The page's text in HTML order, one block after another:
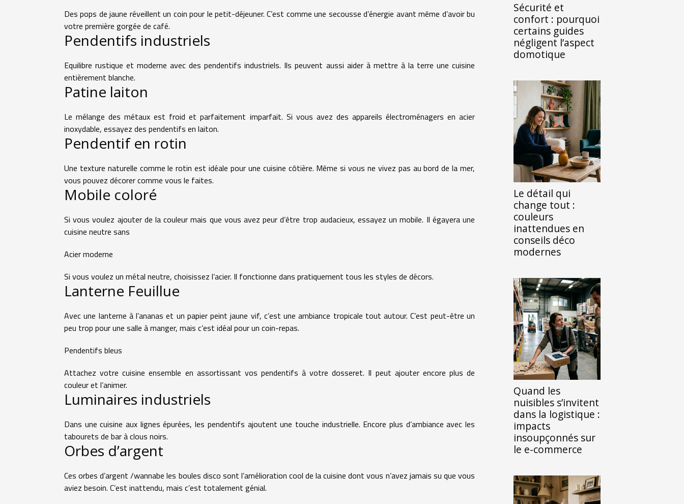
Des pops de jaune réveillent un coin pour le petit-déjeuner. C’est comme une secousse d’énergie avant même d’avoir bu
votre première gorgée de café.
Pendentifs industriels
Equilibre rustique et moderne avec des pendentifs industriels. Ils peuvent aussi aider à mettre à la terre une cuisine
entièrement blanche.
Patine laiton
Le mélange des métaux est froid et parfaitement imparfait. Si vous avez des appareils électroménagers en acier
inoxydable, essayez des pendentifs en laiton.
Pendentif en rotin
Une texture naturelle comme le rotin est idéale pour une cuisine côtière. Même si vous ne vivez pas au bord de la mer,
vous pouvez décorer comme vous le faites.
Mobile coloré
Si vous voulez ajouter de la couleur mais que vous avez peur d’être trop audacieux, essayez un mobile. Il égayera une
cuisine neutre sans
Acier moderne
Si vous voulez un métal neutre, choisissez l’acier. Il fonctionne dans pratiquement tous les styles de décors.
Lanterne Feuillue
Avec une lanterne à l’ananas et un papier peint jaune vif, c’est une ambiance tropicale tout autour. C’est peut-être un
peu trop pour une salle à manger, mais c’est idéal pour un coin-repas.
Pendentifs bleus
Attachez votre cuisine ensemble en assortissant vos pendentifs à votre dosseret. Il peut ajouter encore plus de
couleur et l’animer.
Luminaires industriels
Dans une cuisine aux lignes épurées, les pendentifs ajoutent une touche industrielle. Encore plus d’ambiance avec les
tabourets de bar à clous noirs.
Orbes d’argent
Ces orbes d’argent /wannabe les boules disco sont l’amélioration cool de la cuisine dont vous n’avez jamais su que vous
aviez besoin. C’est inattendu, mais c’est totalement génial.
Sécurité et
confort : pourquoi
certains guides
négligent l’aspect
domotique
Le détail qui
change tout :
couleurs
inattendues en
conseils déco
modernes
Quand les
nuisibles s’invitent
dans la logistique :
impacts
insoupçonnés sur
le e-commerce